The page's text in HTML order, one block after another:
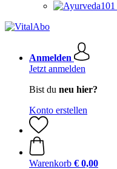
Anmelden
Jetzt anmelden
Bist du neu hier?
Konto erstellen
Warenkorb € 0,00